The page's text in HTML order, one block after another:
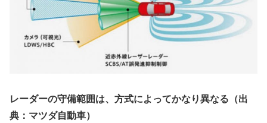
レーダーの守備範囲は、方式によってかなり異なる（出
典：マツダ自動車）